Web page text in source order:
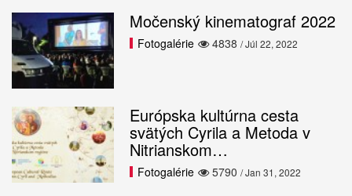
Močenský kinematograf 2022
4838
Fotogalérie / Júl 22, 2022
Európska kultúrna cesta
svätých Cyrila a Metoda v
Nitrianskom…
5790
Fotogalérie / Jan 31, 2022